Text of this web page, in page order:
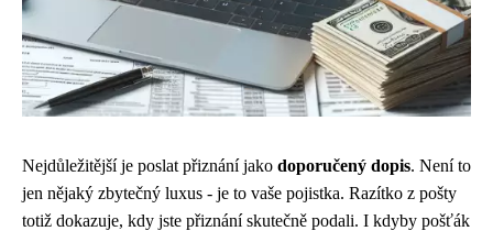
Nejdůležitější je poslat přiznání jako doporučený dopis. Není to
jen nějaký zbytečný luxus - je to vaše pojistka. Razítko z pošty
totiž dokazuje, kdy jste přiznání skutečně podali. I kdyby pošťák